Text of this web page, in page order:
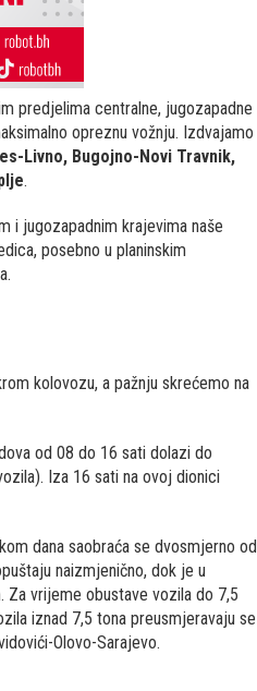
predjelima centralne, jugozapadne
opreznu vožnju. Izdvajamo
Livno, Bugojno-Novi Travnik,
.
i jugozapadnim krajevima naše
posebno u planinskim
kolovozu, a pažnju skrećemo na
od 08 do 16 sati dolazi do
Iza 16 sati na ovoj dionici
dana saobraća se dvosmjerno od
naizmjenično, dok je u
Za vrijeme obustave vozila do 7,5
iznad 7,5 tona preusmjeravaju se
Olovo-Sarajevo.